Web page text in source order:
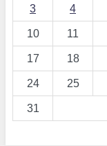
3 4
10 11
17 18
24 25
31